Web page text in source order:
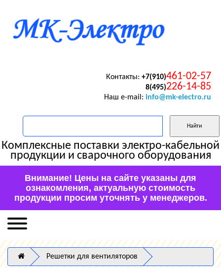
Контакты: +7(910)461-02-57
8(495)226-14-85
Наш e-mail: info@mk-electro.ru
Комплексные поставки электро-кабельной
продукции и сварочного оборудования
Внимание! Цены на сайте указаны для
ознакомления, актуальную стоимость
продукции просим уточнять у менеджеров.
Решетки для вентиляторов